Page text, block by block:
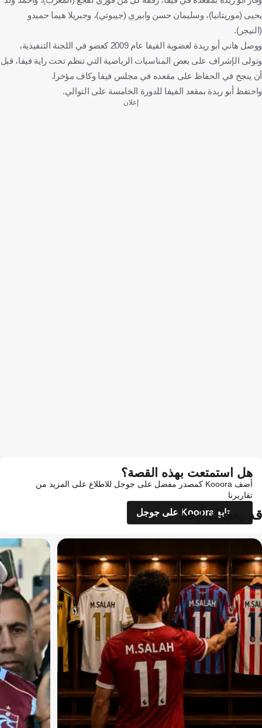
يحيى (موريتانيا)، وسليمان حسن وابيري (جيبوتي)، وجبريلا هيما حميدو
(النيجر).
ووصل هاني أبو ريدة لعضوية الفيفا عام 2009 كعضو في اللجنة التنفيذية،
وتولى الإشراف على بعض المناسبات الرياضية التي تنظم تحت راية فيفا، قبل
أن ينجح في الحفاظ على مقعده في مجلس فيفا وكاف مؤخرا.
واحتفظ أبو ريدة بمقعد الفيفا للدورة الخامسة على التوالي.
إعلان
هل استمتعت بهذه القصة؟
أضف Kooora كمصدر مفضل على جوجل للاطلاع على المزيد من
تقاريرنا
تابع Kooora على جوجل
قد يعجبك أيضاً